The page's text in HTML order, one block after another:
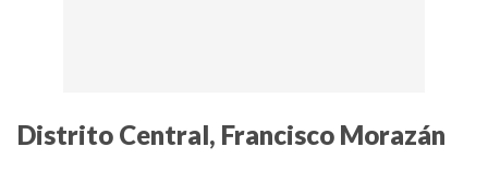
Distrito Central, Francisco Morazán